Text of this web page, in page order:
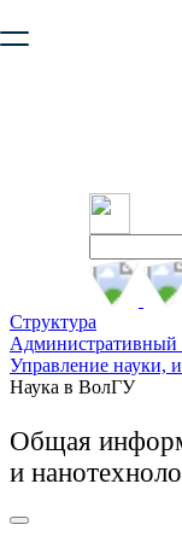
безопасную работу
Структура
Административный
Управление науки,
Наука в ВолГУ
Общая
и